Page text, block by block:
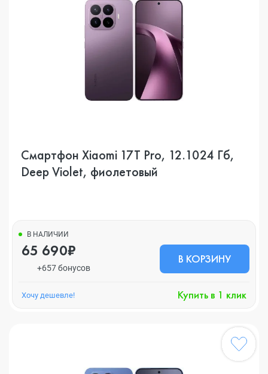
Смартфон Xiaomi 17T Pro, 12.1024 Гб,
Deep Violet, фиолетовый
В НАЛИЧИИ
65 690₽
+657 бонусов
В КОРЗИНУ
Хочу дешевле! Купить в 1 клик